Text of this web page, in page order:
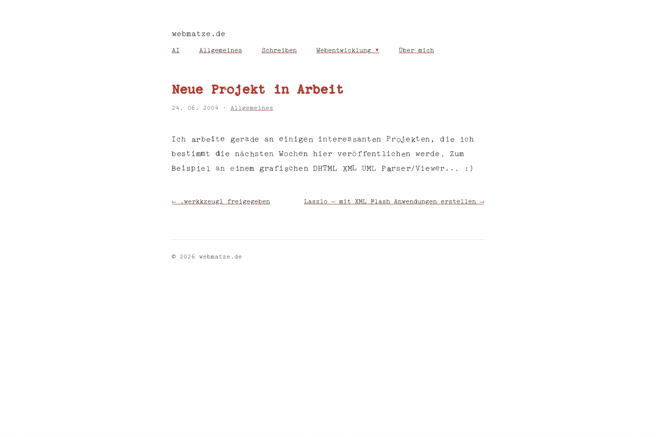
webmatze.de
AI Allgemeines Schreiben Webentwicklung Über mich
Neue Projekt in Arbeit
24. 06. 2004 · Allgemeines
I c h ar bei t e gerade an e i n i ge n i n t ere s san t en Pr oj e kt en , d i e ic h
b es t i mmt d i e näc hsten Woc hen h i er verö f fen t l i c h en werde . Zum
Be i sp ie l an e inem graf i sc he n DHTML XML UML P ar se r/ V i ewer . . . : )
← .werkkzeug1 freigegeben Laszlo – mit XML Flash Anwendungen erstellen →
© 2026 webmatze.de